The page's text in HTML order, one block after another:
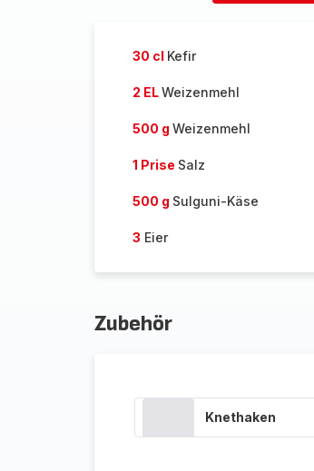
30 cl Kefir
2 ELWeizenmehl
500 g Weizenmehl
1 Prise Salz
500 g Sulguni-Käse
3 Eier
Zubehör
Knethaken